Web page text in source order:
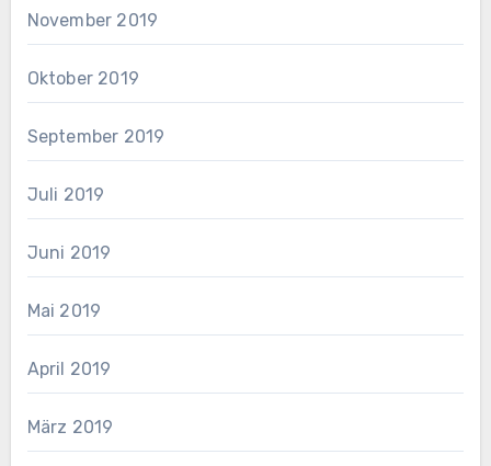
November 2019
Oktober 2019
September 2019
Juli 2019
Juni 2019
Mai 2019
April 2019
März 2019